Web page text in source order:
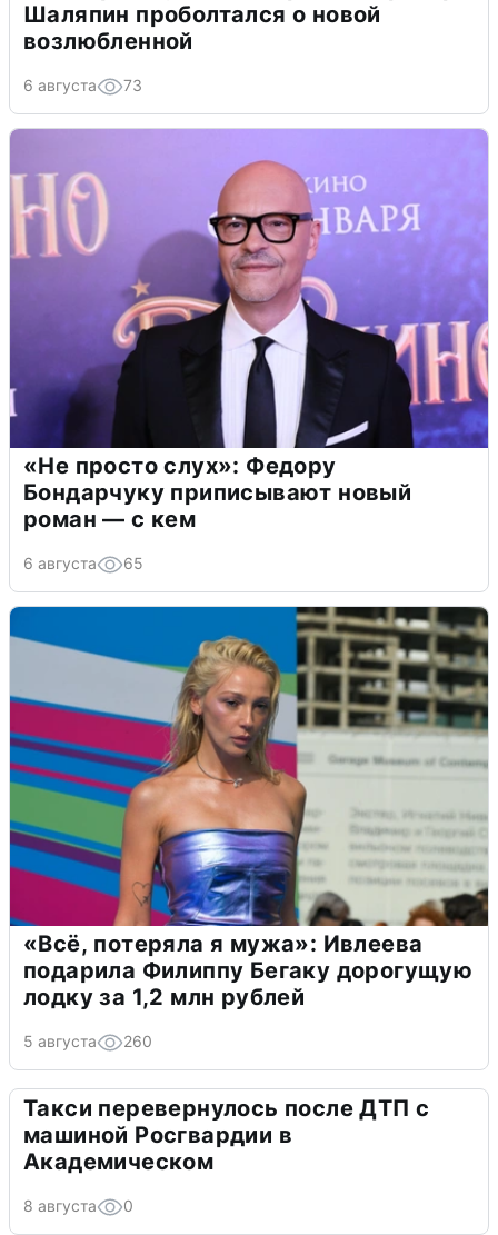
Шаляпин проболтался о новой
возлюбленной
6 августа 73
«Не просто слух»: Федору
Бондарчуку приписывают новый
роман — с кем
6 августа 65
«Всё, потеряла я мужа»: Ивлеева
подарила Филиппу Бегаку дорогущую
лодку за 1,2 млн рублей
5 августа 260
Такси перевернулось после ДТП с
машиной Росгвардии в
Академическом
8 августа 0